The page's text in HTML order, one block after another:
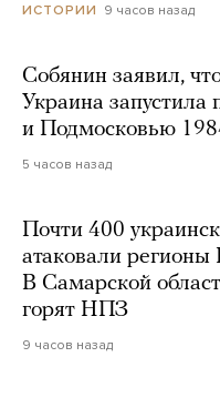
ИСТОРИИ 9 часов назад
Собянин заявил,
Украина запустила
и Подмосковью
5 часов назад
Почти 400
атаковали
В Самарской
горят НПЗ
9 часов назад